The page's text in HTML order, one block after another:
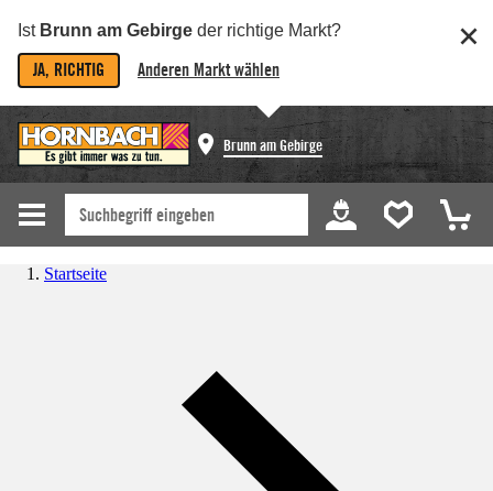
Ist Brunn am Gebirge der richtige Markt?
JA, RICHTIG Anderen Markt wählen
Brunn am Gebirge
Startseite